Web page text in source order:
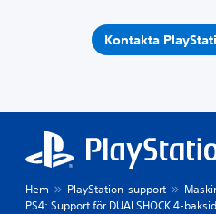
Kontakta
Hem PlayStation-support
PS4: Support för DUALSHOCK 4-